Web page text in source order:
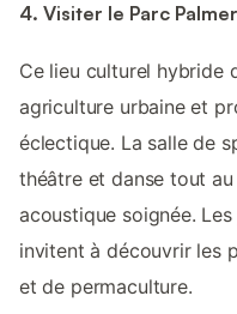
4. Visiter le Parc Palmer
Ce lieu culturel hybride
agriculture urbaine et
éclectique. La salle de
théâtre et danse tout
acoustique soignée.
invitent à découvrir les
et de permaculture.